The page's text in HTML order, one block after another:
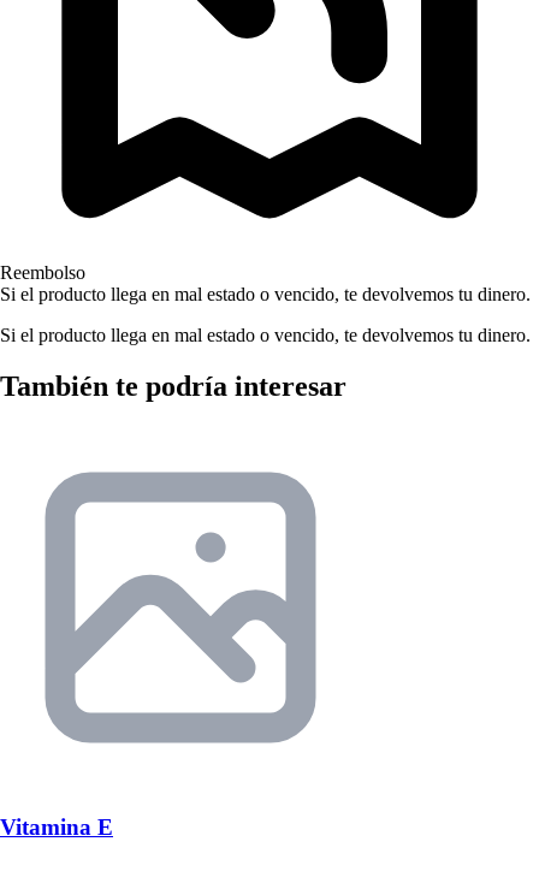
Reembolso
Si el producto llega en mal estado o vencido, te devolvemos tu dinero.
Si el producto llega en mal estado o vencido, te devolvemos tu dinero.
También te podría interesar
Vitamina E